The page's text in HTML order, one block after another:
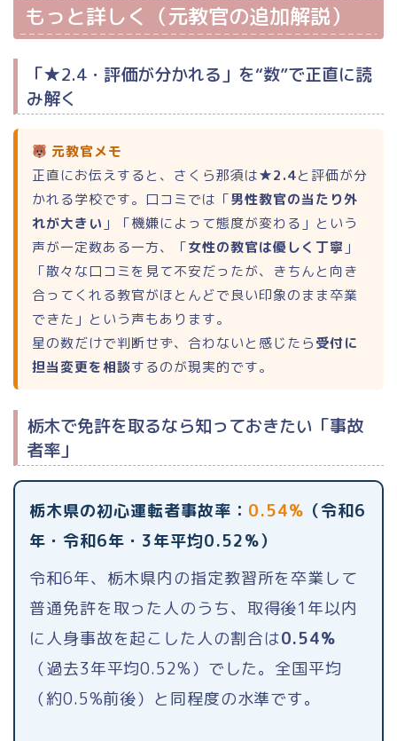
もっと詳しく（元教官の追加解説）
「★2.4・評価が分かれる」を“数”で正直に読
み解く
元教官メモ
正直にお伝えすると、さくら那須は★2.4と評価が分
かれる学校です。口コミでは「男性教官の当たり外
れが大きい 」「機嫌によって態度が変わる」という
声が一定数ある一方、「女性の教官は優しく丁寧 」
「散々な口コミを見て不安だったが、きちんと向き
合ってくれる教官がほとんどで良い印象のまま卒業
できた」という声もあります。
星の数だけで判断せず、合わないと感じたら受付に
担当変更を相談するのが現実的です。
栃木で免許を取るなら知っておきたい「事故
者率」
栃木県の初心運転者事故率： 0.54% （令和6
年・令和6年・3年平均0.52%）
令和6年、栃木県内の指定教習所を卒業して
普通免許を取った人のうち、取得後1年以内
に人身事故を起こした人の割合は0.54%
（過去3年平均0.52%）でした。全国平均
（約0.5%前後）と同程度の水準です。
ランキング
普通二輪（バイク）
小型二輪